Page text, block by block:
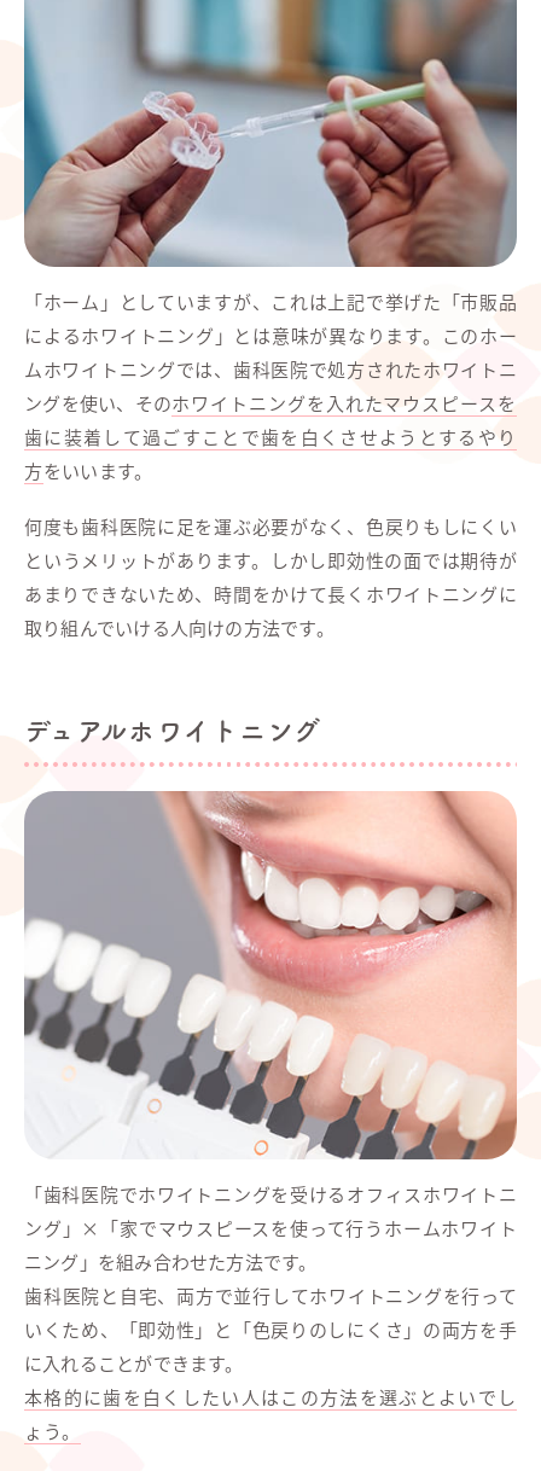
「ホーム」としていますが、これは上記で挙げた「市販品
によるホワイトニング」とは意味が異なります。このホー
ムホワイトニングでは、歯科医院で処方されたホワイトニ
ングを使い、そのホワイトニングを入れたマウスピースを
歯に装着して過ごすことで歯を白くさせようとするやり
方をいいます。
何度も歯科医院に足を運ぶ必要がなく、色戻りもしにくい
というメリットがあります。しかし即効性の面では期待が
あまりできないため、時間をかけて長くホワイトニングに
取り組んでいける人向けの方法です。
デュアルホワイトニング
「歯科医院でホワイトニングを受けるオフィスホワイトニ
ング」×「家でマウスピースを使って行うホームホワイト
ニング」を組み合わせた方法です。
歯科医院と自宅、両方で並行してホワイトニングを行って
いくため、「即効性」と「色戻りのしにくさ」の両方を手
に入れることができます。
本格的に歯を白くしたい人はこの方法を選ぶとよいでし
ょう。